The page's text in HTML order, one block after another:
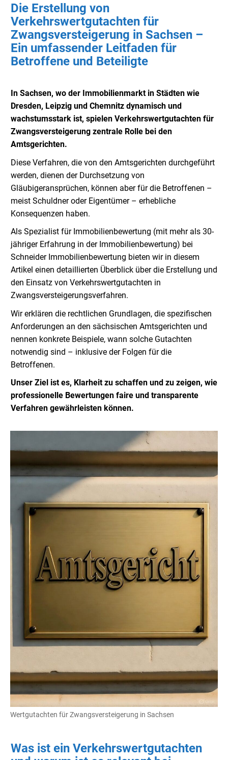
Die Erstellung von
Verkehrswertgutachten für
Zwangsversteigerung in Sachsen –
Ein umfassender Leitfaden für
Betroffene und Beteiligte
In Sachsen, wo der Immobilienmarkt in Städten wie
Dresden, Leipzig und Chemnitz dynamisch und
wachstumsstark ist, spielen Verkehrswertgutachten für
Zwangsversteigerung zentrale Rolle bei den
Amtsgerichten.
Diese Verfahren, die von den Amtsgerichten durchgeführt
werden, dienen der Durchsetzung von
Gläubigeransprüchen, können aber für die Betroffenen –
meist Schuldner oder Eigentümer – erhebliche
Konsequenzen haben.
Als Spezialist für Immobilienbewertung (mit mehr als 30-
jähriger Erfahrung in der Immobilienbewertung) bei
Schneider Immobilienbewertung bieten wir in diesem
Artikel einen detaillierten Überblick über die Erstellung und
den Einsatz von Verkehrswertgutachten in
Zwangsversteigerungsverfahren.
Wir erklären die rechtlichen Grundlagen, die spezifischen
Anforderungen an den sächsischen Amtsgerichten und
nennen konkrete Beispiele, wann solche Gutachten
notwendig sind – inklusive der Folgen für die
Betroffenen.
Unser Ziel ist es, Klarheit zu schaffen und zu zeigen, wie
professionelle Bewertungen faire und transparente
Verfahren gewährleisten können.
Wertgutachten für Zwangsversteigerung in Sachsen
Was ist ein Verkehrswertgutachten